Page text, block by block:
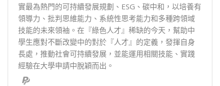
實最為熱門的可持續發展規劃、ESG、碳中和，以培養有
領導力、批判思維能力、系統性思考能力和多種跨領域
技能的未來領袖。在『綠色人才』稀缺的今天，幫助中
學生應對不斷改變中的對於『人才』的定義，發揮自身
長處，推動社會可持續發展，並能運用相關技能、實踐
經驗在大學申請中脫穎而出。